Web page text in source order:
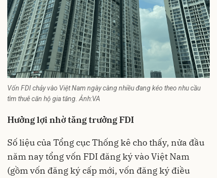
Vốn FDI chảy vào Việt Nam ngày càng nhiều đang kéo theo nhu cầu
tìm thuê căn hộ gia tăng. Ảnh:VA
Hưởng lợi nhờ tăng trưởng FDI
Số liệu của Tổng cục Thống kê cho thấy, nửa đầu
năm nay tổng vốn FDI đăng ký vào Việt Nam
(gồm vốn đăng ký cấp mới, vốn đăng ký điều